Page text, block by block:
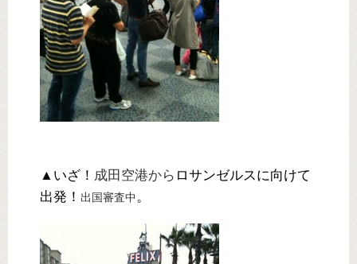
▲いざ！ 成田空港から ロサンゼルスに向けて
出発！ 出国審査中。